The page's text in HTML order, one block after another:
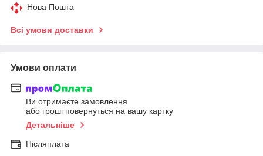
Нова Пошта
Всі умови доставки
Умови оплати
Ви отримаєте замовлення
або гроші повернуться на вашу картку
Детальніше
Післяплата